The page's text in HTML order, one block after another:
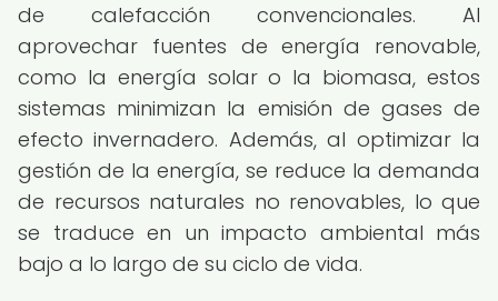
de calefacción convencionales. Al
aprovechar fuentes de energía renovable,
como la energía solar o la biomasa, estos
sistemas minimizan la emisión de gases de
efecto invernadero. Además, al optimizar la
gestión de la energía, se reduce la demanda
de recursos naturales no renovables, lo que
se traduce en un impacto ambiental más
bajo a lo largo de su ciclo de vida.